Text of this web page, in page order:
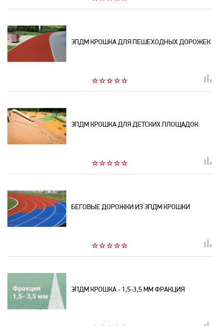
ЭПДМ КРОШКА ДЛЯ ПЕШЕХОДНЫХ ДОРОЖЕК
ЭПДМ КРОШКА ДЛЯ ДЕТСКИХ ПЛОЩАДОК
БЕГОВЫЕ ДОРОЖКИ ИЗ ЭПДМ КРОШКИ
ЭПДМ КРОШКА - 1,5-3,5 ММ ФРАКЦИЯ